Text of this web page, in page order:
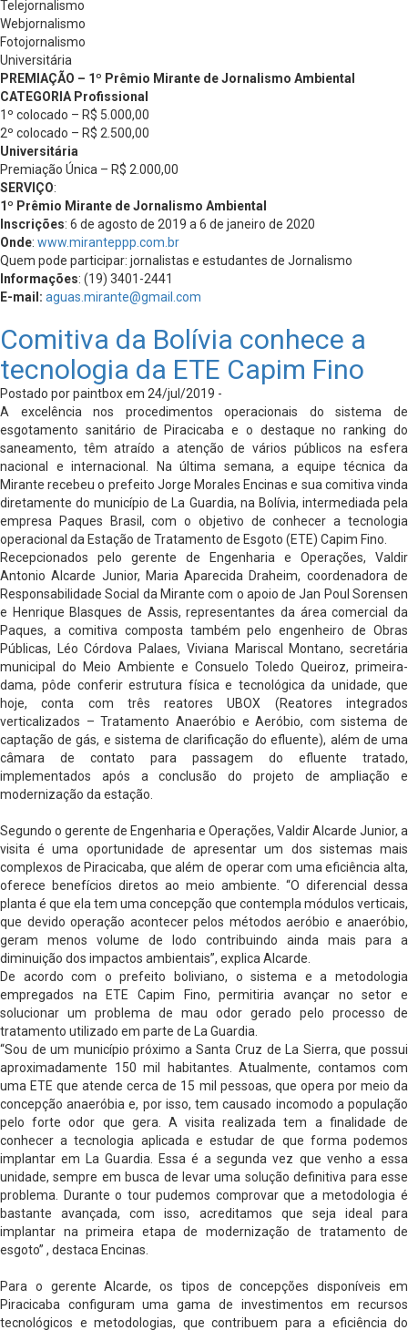
Telejornalismo
Webjornalismo
Fotojornalismo
Universitária
PREMIAÇÃO – 1º Prêmio Mirante de Jornalismo Ambiental
CATEGORIA Profissional
1º colocado – R$ 5.000,00
2º colocado – R$ 2.500,00
Universitária
Premiação Única – R$ 2.000,00
SERVIÇO:
1º Prêmio Mirante de Jornalismo Ambiental
Inscrições: 6 de agosto de 2019 a 6 de janeiro de 2020
Onde: www.miranteppp.com.br
Quem pode participar: jornalistas e estudantes de Jornalismo
Informações: (19) 3401-2441
E-mail: aguas.mirante@gmail.com
Comitiva da Bolívia conhece a
tecnologia da ETE Capim Fino
Postado por paintbox em 24/jul/2019 -
A excelência nos procedimentos operacionais do sistema de
esgotamento sanitário de Piracicaba e o destaque no ranking do
saneamento, têm atraído a atenção de vários públicos na esfera
nacional e internacional. Na última semana, a equipe técnica da
Mirante recebeu o prefeito Jorge Morales Encinas e sua comitiva vinda
diretamente do município de La Guardia, na Bolívia, intermediada pela
empresa Paques Brasil, com o objetivo de conhecer a tecnologia
operacional da Estação de Tratamento de Esgoto (ETE) Capim Fino.
Recepcionados pelo gerente de Engenharia e Operações, Valdir
Antonio Alcarde Junior, Maria Aparecida Draheim, coordenadora de
Responsabilidade Social da Mirante com o apoio de Jan Poul Sorensen
e Henrique Blasques de Assis, representantes da área comercial da
Paques, a comitiva composta também pelo engenheiro de Obras
Públicas, Léo Córdova Palaes, Viviana Mariscal Montano, secretária
municipal do Meio Ambiente e Consuelo Toledo Queiroz, primeira-
dama, pôde conferir estrutura física e tecnológica da unidade, que
hoje, conta com três reatores UBOX (Reatores integrados
verticalizados – Tratamento Anaeróbio e Aeróbio, com sistema de
captação de gás, e sistema de clarificação do efluente), além de uma
câmara de contato para passagem do efluente tratado,
implementados após a conclusão do projeto de ampliação e
modernização da estação.
Segundo o gerente de Engenharia e Operações, Valdir Alcarde Junior, a
visita é uma oportunidade de apresentar um dos sistemas mais
complexos de Piracicaba, que além de operar com uma eficiência alta,
oferece benefícios diretos ao meio ambiente. “O diferencial dessa
planta é que ela tem uma concepção que contempla módulos verticais,
que devido operação acontecer pelos métodos aeróbio e anaeróbio,
geram menos volume de lodo contribuindo ainda mais para a
diminuição dos impactos ambientais”, explica Alcarde.
De acordo com o prefeito boliviano, o sistema e a metodologia
empregados na ETE Capim Fino, permitiria avançar no setor e
solucionar um problema de mau odor gerado pelo processo de
tratamento utilizado em parte de La Guardia.
“Sou de um município próximo a Santa Cruz de La Sierra, que possui
aproximadamente 150 mil habitantes. Atualmente, contamos com
uma ETE que atende cerca de 15 mil pessoas, que opera por meio da
concepção anaeróbia e, por isso, tem causado incomodo a população
pelo forte odor que gera. A visita realizada tem a finalidade de
conhecer a tecnologia aplicada e estudar de que forma podemos
implantar em La Guardia. Essa é a segunda vez que venho a essa
unidade, sempre em busca de levar uma solução definitiva para esse
problema. Durante o tour pudemos comprovar que a metodologia é
bastante avançada, com isso, acreditamos que seja ideal para
implantar na primeira etapa de modernização de tratamento de
esgoto” , destaca Encinas.
Para o gerente Alcarde, os tipos de concepções disponíveis em
Piracicaba configuram uma gama de investimentos em recursos
tecnológicos e metodologias, que contribuem para a eficiência do